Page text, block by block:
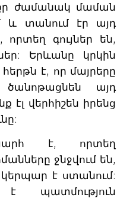
ժամանակ մաման
և տանում էր այդ
որտեղ գույներ են,
Երևանը կրկին
է, որ մայրերը
ծանոթացնեն այդ
էլ վերհիշեն իրենց
է, որտեղ
ջնջվում են,
է ստանում:
պատմություն